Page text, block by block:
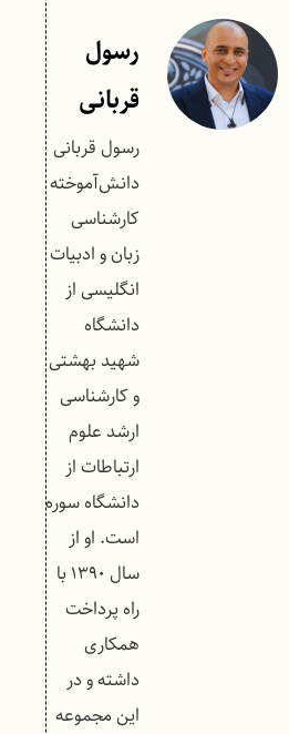
رسول
قربانی
رسول قربانی
دانش‌آموخته
کارشناسی
زبان و ادبیات
انگلیسی از
دانشگاه
شهید بهشتی
و کارشناسی
ارشد علوم
ارتباطات از
دانشگاه سوره
است. او از
سال ۱۳۹۰ با
راه پرداخت
همکاری
داشته و در
این مجموعه